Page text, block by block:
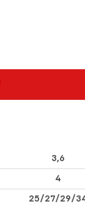
3,6
4
25/27/29/